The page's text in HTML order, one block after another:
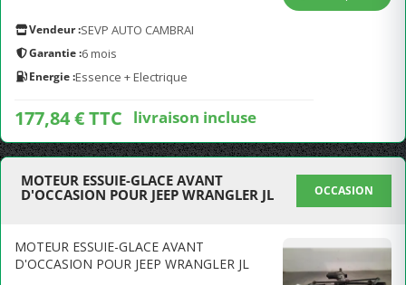
Vendeur :SEVP AUTO CAMBRAI
Garantie :6 mois
Energie :Essence + Electrique
177,84 € TTC livraison incluse
MOTEUR ESSUIE-GLACE AVANT
D'OCCASION POUR JEEP WRANGLER JL
OCCASION
MOTEUR ESSUIE-GLACE AVANT
D'OCCASION POUR JEEP WRANGLER JL